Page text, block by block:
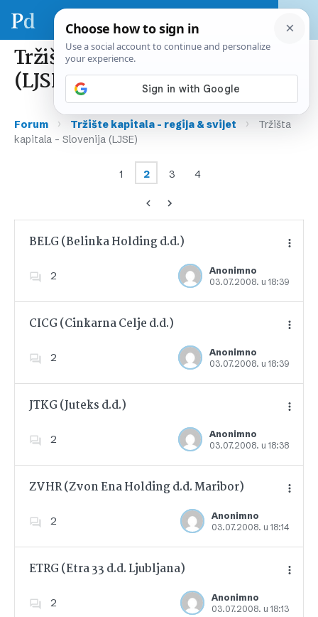
Tržišta kapitala – Slovenija
(LJSE)
Forum › Tržište kapitala – regija & svijet ›
Tržišta
kapitala – Slovenija (LJSE)
1 2 3 4
BELG (Belinka Holding d.d.)
2
Anonimno
03.07.2008. u 18:39
Dodajte u favorite
CICG (Cinkarna Celje d.d.)
2
Anonimno
03.07.2008. u 18:39
Dodajte u favorite
JTKG (Juteks d.d.)
2
Anonimno
03.07.2008. u 18:38
Dodajte u favorite
ZVHR (Zvon Ena Holding d.d. Maribor)
2
Anonimno
03.07.2008. u 18:14
Dodajte u favorite
ETRG (Etra 33 d.d. Ljubljana)
2
Anonimno
03.07.2008. u 18:13
Dodajte u favorite